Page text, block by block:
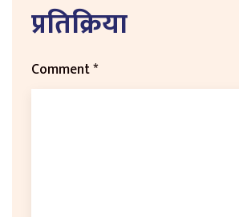
प्रतिक्रिया
Comment*